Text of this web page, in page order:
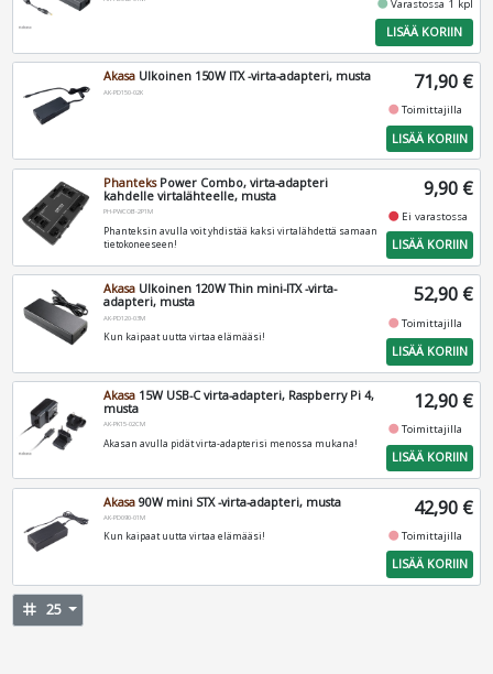
fiber_manual_recordVarastossa 1 kpl
LISÄÄ KORIIN
Akasa Ulkoinen 150W ITX -virta-adapteri, musta
AK-PD150-02K 71,90 €
fiber_manual_recordToimittajilla
LISÄÄ KORIIN
PhanteksPower Combo, virta-adapteri
kahdelle virtalähteelle, musta
PH-PWCOB-2P1M
Phanteksin avulla voit yhdistää kaksi virtalähdettä samaan
tietokoneeseen!
9,90 €
fiber_manual_record Ei varastossa
LISÄÄ KORIIN
Akasa Ulkoinen 120W Thin mini-ITX -virta-
adapteri, musta
AK-PD120-03M
Kun kaipaat uutta virtaa elämääsi!
52,90 €
fiber_manual_recordToimittajilla
LISÄÄ KORIIN
Akasa 15W USB-C virta-adapteri, Raspberry Pi 4,
musta
AK-PK15-02CM
Akasan avulla pidät virta-adapterisi menossa mukana!
12,90 €
fiber_manual_recordToimittajilla
LISÄÄ KORIIN
Akasa 90W mini STX -virta-adapteri, musta
AK-PD090-01M
Kun kaipaat uutta virtaa elämääsi!
42,90 €
fiber_manual_recordToimittajilla
LISÄÄ KORIIN
tag 25